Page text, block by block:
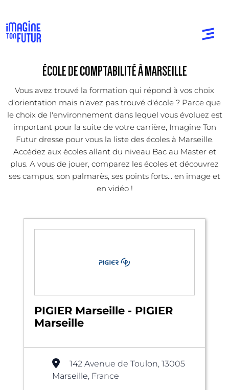
ÉCOLE DE COMPTABILITÉ À MARSEILLE
Vous avez trouvé la formation qui répond à vos choix
d'orientation mais n'avez pas trouvé d'école ? Parce que
le choix de l'environnement dans lequel vous évoluez est
important pour la suite de votre carrière, Imagine Ton
Futur dresse pour vous la liste des écoles à Marseille.
Accédez aux écoles allant du niveau Bac au Master et
plus. A vous de jouer, comparez les écoles et découvrez
ses campus, son palmarès, ses points forts... en image et
en vidéo !
PIGIER Marseille - PIGIER
Marseille
142 Avenue de Toulon, 13005
Marseille, France